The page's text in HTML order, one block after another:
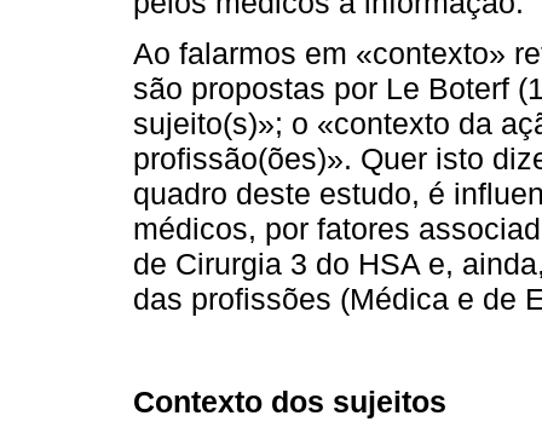
Ao falarmos em «contexto»
são propostas por Le Boterf
sujeito(s)»; o «contexto da
profissão(ões)». Quer isto
quadro deste estudo, é
médicos, por fatores
de Cirurgia 3 do HSA e,
das profissões (Médica e de
Contexto dos sujeitos